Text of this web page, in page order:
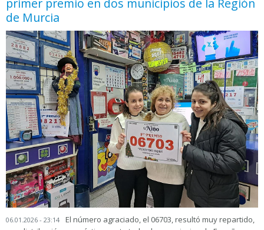
de Murcia
06.01.2026 - 23:14
El número agraciado, el 06703, resultó muy repartido,